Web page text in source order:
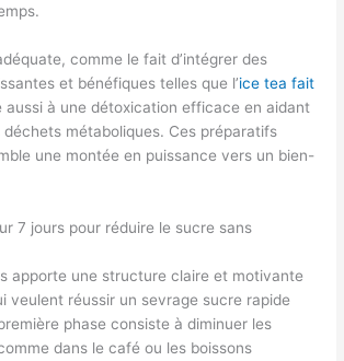
comme le fait d’intégrer des
et bénéfiques telles que l’ice tea fait
aussi à une détoxication efficace en aidant
déchets métaboliques. Ces préparatifs
une montée en puissance vers un bien-
7 jours pour réduire le sucre sans
apporte une structure claire et motivante
veulent réussir un sevrage sucre rapide
phase consiste à diminuer les
dans le café ou les boissons